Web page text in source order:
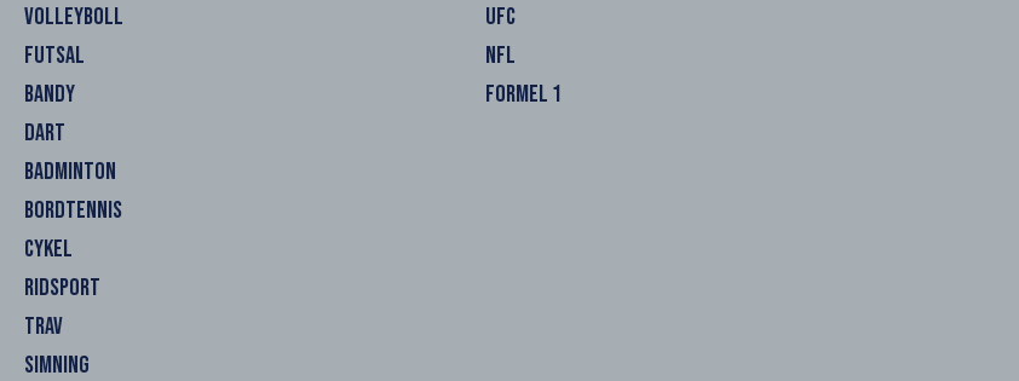
VOLLEYBOLL
FUTSAL
BANDY
DART
BADMINTON
BORDTENNIS
CYKEL
RIDSPORT
TRAV
SIMNING
UFC
NFL
FORMEL 1